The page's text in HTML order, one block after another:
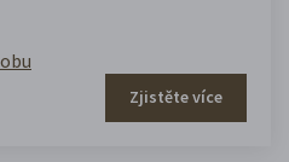
Zjistěte více